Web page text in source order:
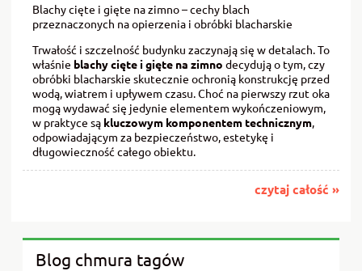
Blachy cięte i gięte na zimno – cechy blach
przeznaczonych na opierzenia i obróbki blacharskie
Trwałość i szczelność budynku zaczynają się w detalach. To
właśnie blachy cięte i gięte na zimno decydują o tym, czy
obróbki blacharskie skutecznie ochronią konstrukcję przed
wodą, wiatrem i upływem czasu. Choć na pierwszy rzut oka
mogą wydawać się jedynie elementem wykończeniowym,
w praktyce są kluczowym komponentem technicznym,
odpowiadającym za bezpieczeństwo, estetykę i
długowieczność całego obiektu.
czytaj całość »
Blog chmura tagów